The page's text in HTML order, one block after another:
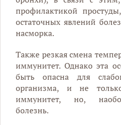
профилактикой
остаточных явлений
насморка.
Также резкая смена
иммунитет. Однако эта
быть опасна для
организма, и не
иммунитет, но,
болезнь.